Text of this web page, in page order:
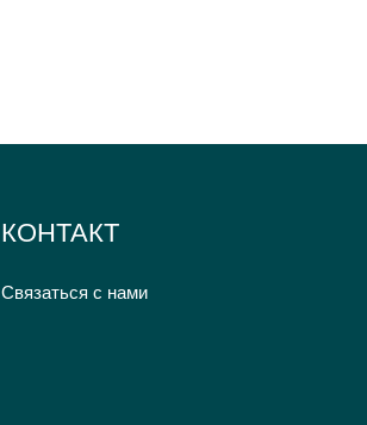
КОНТАКТ
Связаться с нами